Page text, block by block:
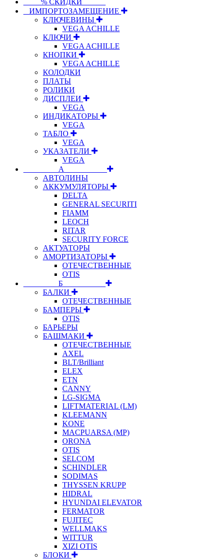
⠀ИМПОРТОЗАМЕЩЕНИЕ
КЛЮЧЕВИНЫ
VEGA ACHILLE
КЛЮЧИ
VEGA ACHILLE
КНОПКИ
VEGA ACHILLE
КОЛОДКИ
ПЛАТЫ
РОЛИКИ
ДИСПЛЕИ
VEGA
ИНДИКАТОРЫ
VEGA
ТАБЛО
VEGA
УКАЗАТЕЛИ
VEGA
⠀⠀⠀⠀⠀⠀А⠀⠀⠀⠀⠀⠀⠀
АВТОЛИНЫ
АККУМУЛЯТОРЫ
DELTA
GENERAL SECURITI
FIAMM
LEOCH
RITAR
SECURITY FORCE
АКТУАТОРЫ
АМОРТИЗАТОРЫ
ОТЕЧЕСТВЕННЫЕ
OTIS
⠀⠀⠀⠀⠀⠀Б⠀⠀⠀⠀⠀⠀⠀
БАЛКИ
ОТЕЧЕСТВЕННЫЕ
БАМПЕРЫ
OTIS
БАРЬЕРЫ
БАШМАКИ
ОТЕЧЕСТВЕННЫЕ
AXEL
BLT/Brilliant
ELEX
ETN
CANNY
LG-SIGMA
LIFTMATERIAL (LM)
KLEEMANN
KONE
MACPUARSA (MP)
ORONA
OTIS
SELCOM
SCHINDLER
SODIMAS
THYSSEN KRUPP
HIDRAL
HYUNDAI ELEVATOR
FERMATOR
FUJITEC
WELLMAKS
WITTUR
XIZI OTIS
БЛОКИ